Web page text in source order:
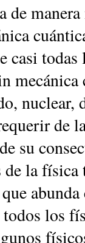
de
casi
nuclear,
de
su
la
los